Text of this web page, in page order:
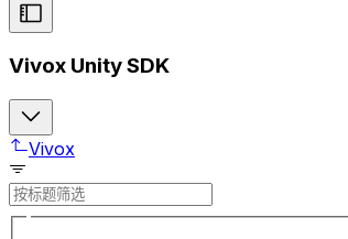
Vivox Unity SDK
Vivox